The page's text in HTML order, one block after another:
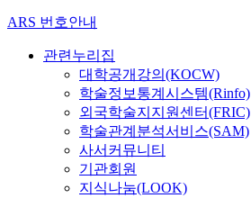
ARS 번호안내
관련누리집
대학공개강의(KOCW)
학술정보통계시스템(Rinfo)
외국학술지지원센터(FRIC)
학술관계분석서비스(SAM)
사서커뮤니티
기관회원
지식나눔(LOOK)